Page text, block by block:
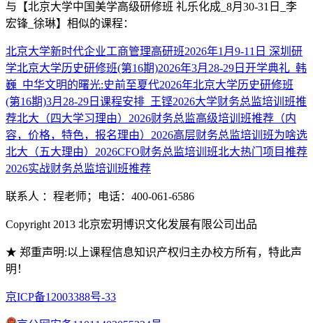
与 【北京大学中国美学高级研修班 礼乐化成_8月30-31日_李
宏锋_徐琳】 相似的课程：
北京大学新时代企业工商管理高研班2026年1月9-11日 深圳研
学北京大学历史研修班(第16期)2026年3月28-29日开学典礼_韩
巍_中华文明的曙光:史前至夏代2026年北京大学历史研修班
(第16期)3月28-29日课程安排_王铿2026大学财务总监培训班推
荐北大（四大学习理由） 2026财务总监高级培训班推荐（内
容，价格，特色，报名理由） 2026高层财务总监培训班为啥选
北大（五大理由） 2026CFO财务总监培训班北大热门项目推荐
2026实战财务总监培训班推荐
联系人 ：程老师；电话：400-061-6586
Copyright 2013 北京宏玥博识文化发展有限公司出品
★ 郑重声明:以上课程信息知识产权归主办校方所有，特此声
明！
京ICP备12003388号-33